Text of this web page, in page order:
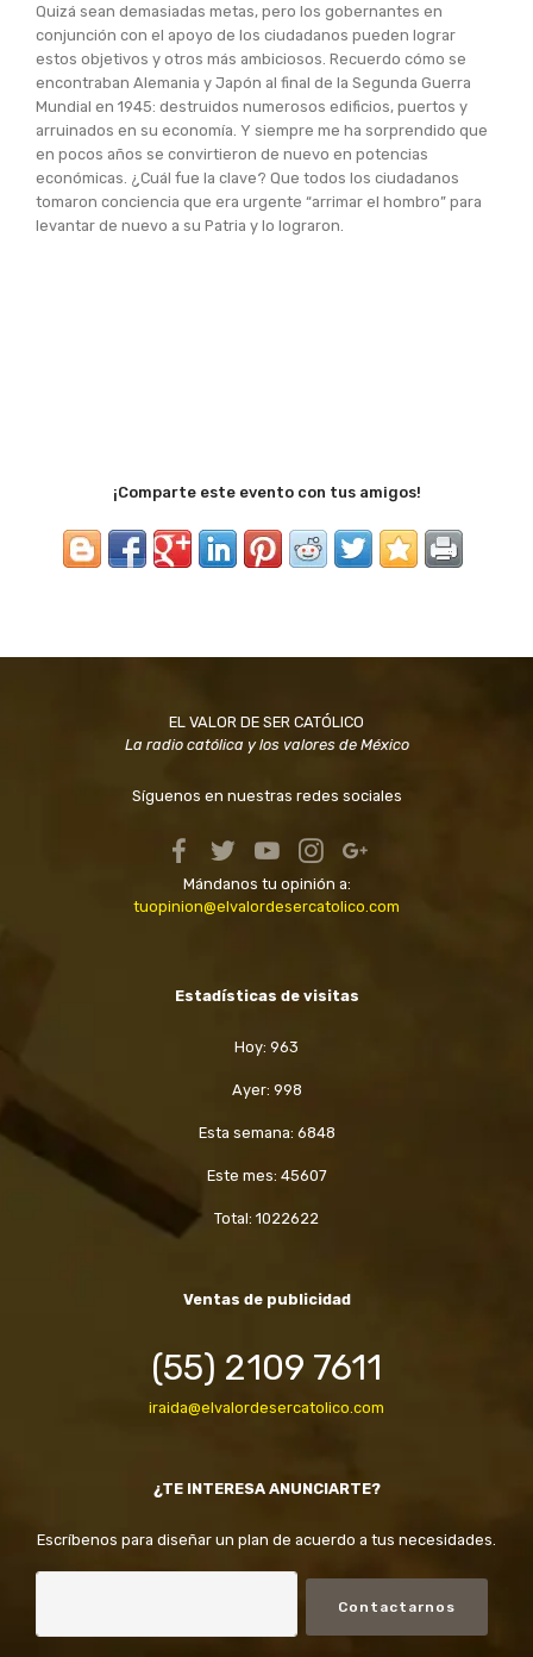
Quizá sean demasiadas metas, pero los gobernantes en
conjunción con el apoyo de los ciudadanos pueden lograr
estos objetivos y otros más ambiciosos. Recuerdo cómo se
encontraban Alemania y Japón al final de la Segunda Guerra
Mundial en 1945: destruidos numerosos edificios, puertos y
arruinados en su economía. Y siempre me ha sorprendido que
en pocos años se convirtieron de nuevo en potencias
económicas. ¿Cuál fue la clave? Que todos los ciudadanos
tomaron conciencia que era urgente “arrimar el hombro” para
levantar de nuevo a su Patria y lo lograron.
¡Comparte este evento con tus amigos!
EL VALOR DE SER CATÓLICO
La radio católica y los valores de México
Síguenos en nuestras redes sociales
Mándanos tu opinión a:
tuopinion@elvalordesercatolico.com
Estadísticas de visitas
Hoy: 963
Ayer: 998
Esta semana: 6848
Este mes: 45607
Total: 1022622
Ventas de publicidad
(55) 2109 7611
iraida@elvalordesercatolico.com
¿TE INTERESA ANUNCIARTE?
Escríbenos para diseñar un plan de acuerdo a tus necesidades.
Contactarnos